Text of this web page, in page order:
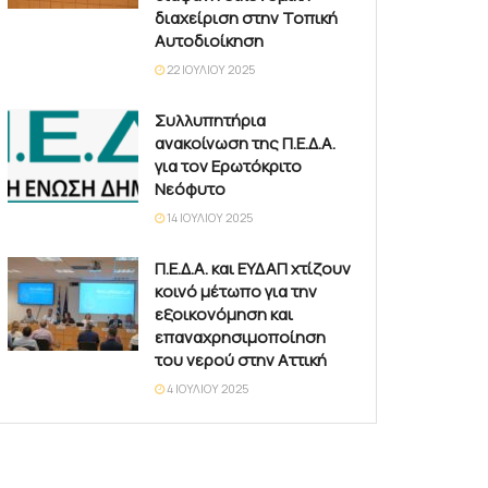
διαχείριση στην Τοπική
Αυτοδιοίκηση
22 ΙΟΥΛΊΟΥ 2025
Συλλυπητήρια
ανακοίνωση της Π.Ε.Δ.Α.
για τον Ερωτόκριτο
Νεόφυτο
14 ΙΟΥΛΊΟΥ 2025
Π.Ε.Δ.Α. και ΕΥΔΑΠ χτίζουν
κοινό μέτωπο για την
εξοικονόμηση και
επαναχρησιμοποίηση
του νερού στην Αττική
4 ΙΟΥΛΊΟΥ 2025